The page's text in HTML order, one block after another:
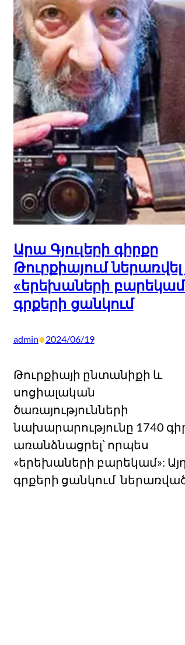
Արա Գյուլերի գիրքը
Թուրքիայում ներառվել
«երեխաների
գրքերի ցանկում
admin•2024/06/19
Թուրքիայի ընտանիքի և
սոցիալական
ծառայությունների
նախարարությունը 1740
առանձնացրել՝ որպես
«երեխաների բարեկամ»:
գրքերի ցանկում